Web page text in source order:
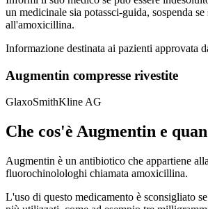
un medicinale sia potassci-guida, sospenda se
all'amoxicillina.
Informazione destinata ai pazienti approvata
Augmentin compresse rivestite
GlaxoSmithKline AG
Che cos'è Augmentin e
Augmentin è un antibiotico che appartiene
fluorochinolologhi chiamata amoxicillina.
L'uso di questo medicamento è sconsigliato